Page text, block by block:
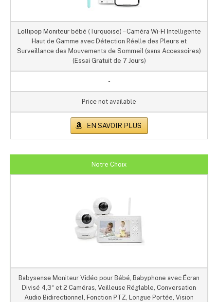
Lollipop Moniteur bébé (Turquoise) – Caméra Wi-FI Intelligente
Haut de Gamme avec Détection Réelle des Pleurs et
Surveillance des Mouvements de Sommeil (sans Accessoires)
(Essai Gratuit de 7 Jours)
-
Price not available
EN SAVOIR PLUS
Notre Choix
Babysense Moniteur Vidéo pour Bébé, Babyphone avec Écran
Divisé 4,3“ et 2 Caméras, Veilleuse Réglable, Conversation
Audio Bidirectionnel, Fonction PTZ, Longue Portée, Vision